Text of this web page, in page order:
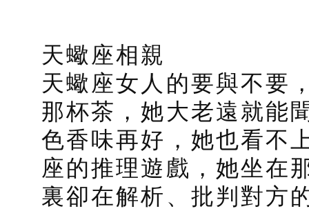
天蠍座相親
天蠍座女人的要與不
那杯茶，她大老遠就能
色香味再好，她也看不
座的推理遊戲，她坐在
裏卻在解析、批判對方